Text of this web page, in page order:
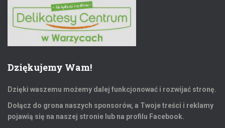
Dziękujemy Wam!
Dzięki waszemu możemy dalej funkcjonować i rozwijać stronę.
Dołącz do grona naszych sponsorów, a Twoje treści i reklamy
pojawią się na naszej stronie lub na profilu Facebook.